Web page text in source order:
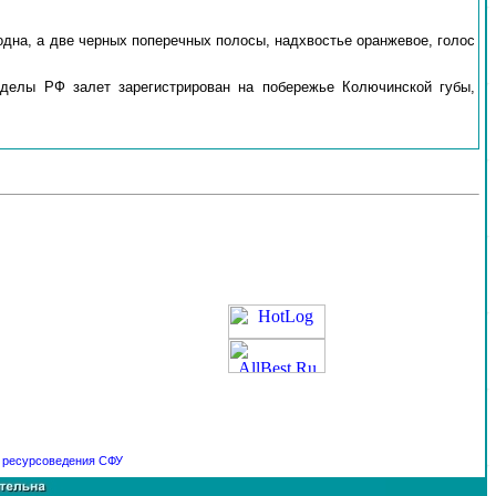
а две черных поперечных полосы, надхвостье оранжевое, голос
РФ залет зарегистрирован на побережье Колючинской губы,
СФУ